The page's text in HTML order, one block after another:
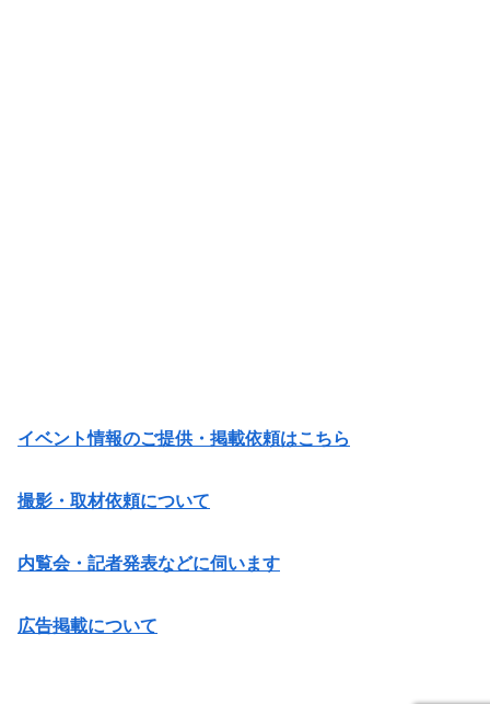
イベント情報のご提供・掲載依頼はこちら
撮影・取材依頼について
内覧会・記者発表などに伺います
広告掲載について